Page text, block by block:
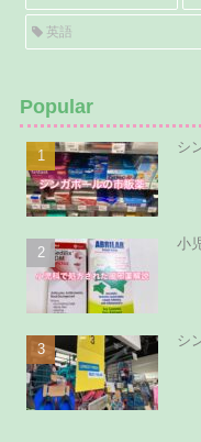
英語
Popular
シ
小
シ